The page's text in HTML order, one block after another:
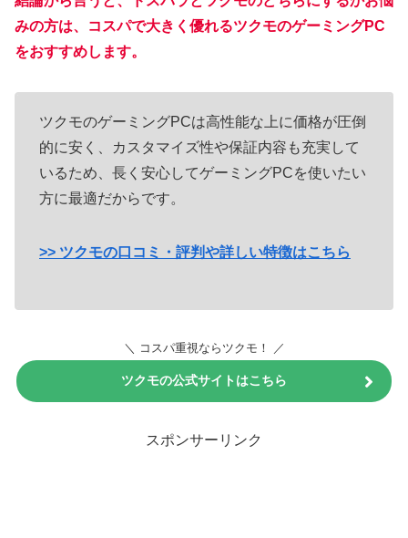
みの方は、コスパで大きく優れるツクモのゲーミングPC
をおすすめします。
ツクモのゲーミングPCは高性能な上に価格が圧倒
的に安く、カスタマイズ性や保証内容も充実して
いるため、長く安心してゲーミングPCを使いたい
方に最適だからです。
>> ツクモの口コミ・評判や詳しい特徴はこちら
＼ コスパ重視ならツクモ！ ／
ツクモの公式サイトはこちら
スポンサーリンク